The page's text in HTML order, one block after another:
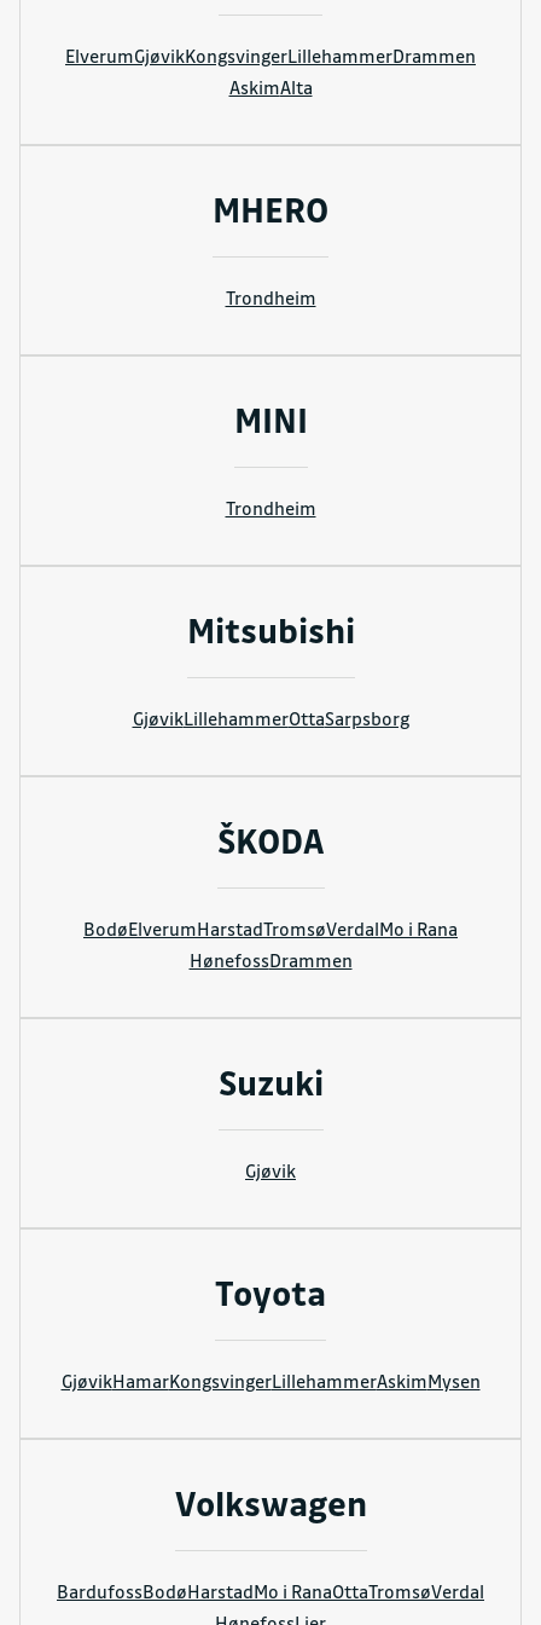
ElverumGjøvikKongsvingerLillehammerDrammen
AskimAlta
MHERO
Trondheim
MINI
Trondheim
Mitsubishi
GjøvikLillehammerOttaSarpsborg
ŠKODA
BodøElverumHarstadTromsøVerdalMo i Rana
HønefossDrammen
Suzuki
Gjøvik
Toyota
GjøvikHamarKongsvingerLillehammerAskimMysen
Volkswagen
BardufossBodøHarstadMo i RanaOttaTromsøVerdal